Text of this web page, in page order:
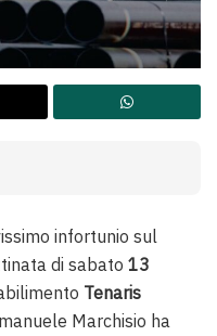
infortunio sul
di sabato 13
Tenaris
Marchisio ha